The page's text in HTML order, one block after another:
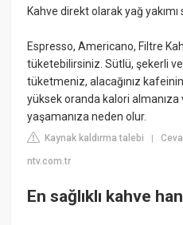
Kahve direkt olarak yağ yakımı
Espresso, Americano, Filtre
tüketebilirsiniz. Sütlü, şekerli
tüketmeniz, alacağınız
yüksek oranda kalori
yaşamanıza neden olur.
Kaynak kaldırma talebi |
ntv.com.tr
En sağlıklı kahve